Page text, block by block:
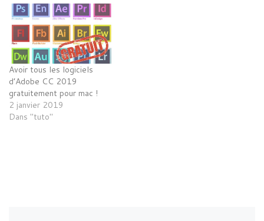
Avoir tous les logiciels
d’Adobe CC 2019
gratuitement pour mac !
2 janvier 2019
Dans "tuto"